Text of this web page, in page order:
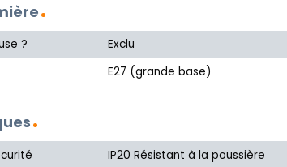
?
Exclu
E27 (grande base)
IP20 Résistant à la poussière